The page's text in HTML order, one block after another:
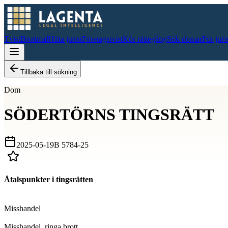
TvistBrottmålHitta juristFöretagstvistKör rättegångSök domarFör
Tillbaka till sökning
Dom
SÖDERTÖRNS TINGSRÄTT
2025-05-19B 5784-25
Åtalspunkter i tingsrätten
Misshandel